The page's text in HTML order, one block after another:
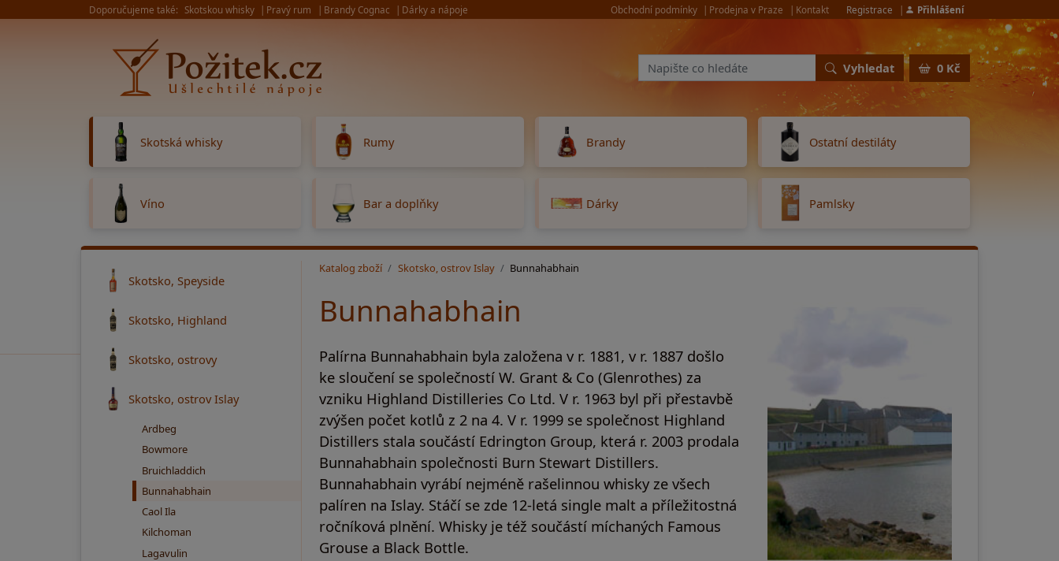
Doporučujeme také: Skotskou whisky Pravý rum Brandy Cognac Dárky a nápoje Obchodní podmínky Prodejna v Praze Kontakt Registrace Přihlášení
Vyhledat 0 Kč
Skotská whisky Rumy Brandy Ostatní destiláty
Víno Bar a doplňky Dárky Pamlsky
Skotsko, Speyside
Skotsko, Highland
Skotsko, ostrovy
Skotsko, ostrov Islay
Ardbeg
Bowmore
Bruichladdich
Bunnahabhain
Caol Ila
Kilchoman
Lagavulin
Katalog zboží Skotsko, ostrov Islay Bunnahabhain
Bunnahabhain
Palírna Bunnahabhain byla založena v r. 1881, v r. 1887 došlo
ke sloučení se společností W. Grant & Co (Glenrothes) za
vzniku Highland Distilleries Co Ltd. V r. 1963 byl při přestavbě
zvýšen počet kotlů z 2 na 4. V r. 1999 se společnost Highland
Distillers stala součástí Edrington Group, která r. 2003 prodala
Bunnahabhain společnosti Burn Stewart Distillers.
Bunnahabhain vyrábí nejméně rašelinnou whisky ze všech
palíren na Islay. Stáčí se zde 12-letá single malt a příležitostná
ročníková plnění. Whisky je též součástí míchaných Famous
Grouse a Black Bottle.